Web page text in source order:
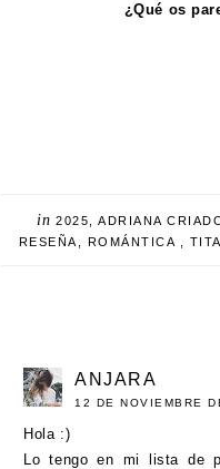
¿Qué os
in 2025 ADRIANA
RESEÑA
ROMÁNTICA
ANJARA
12 DE NOVIEMBRE
Hola :)
Lo tengo en mi lista de